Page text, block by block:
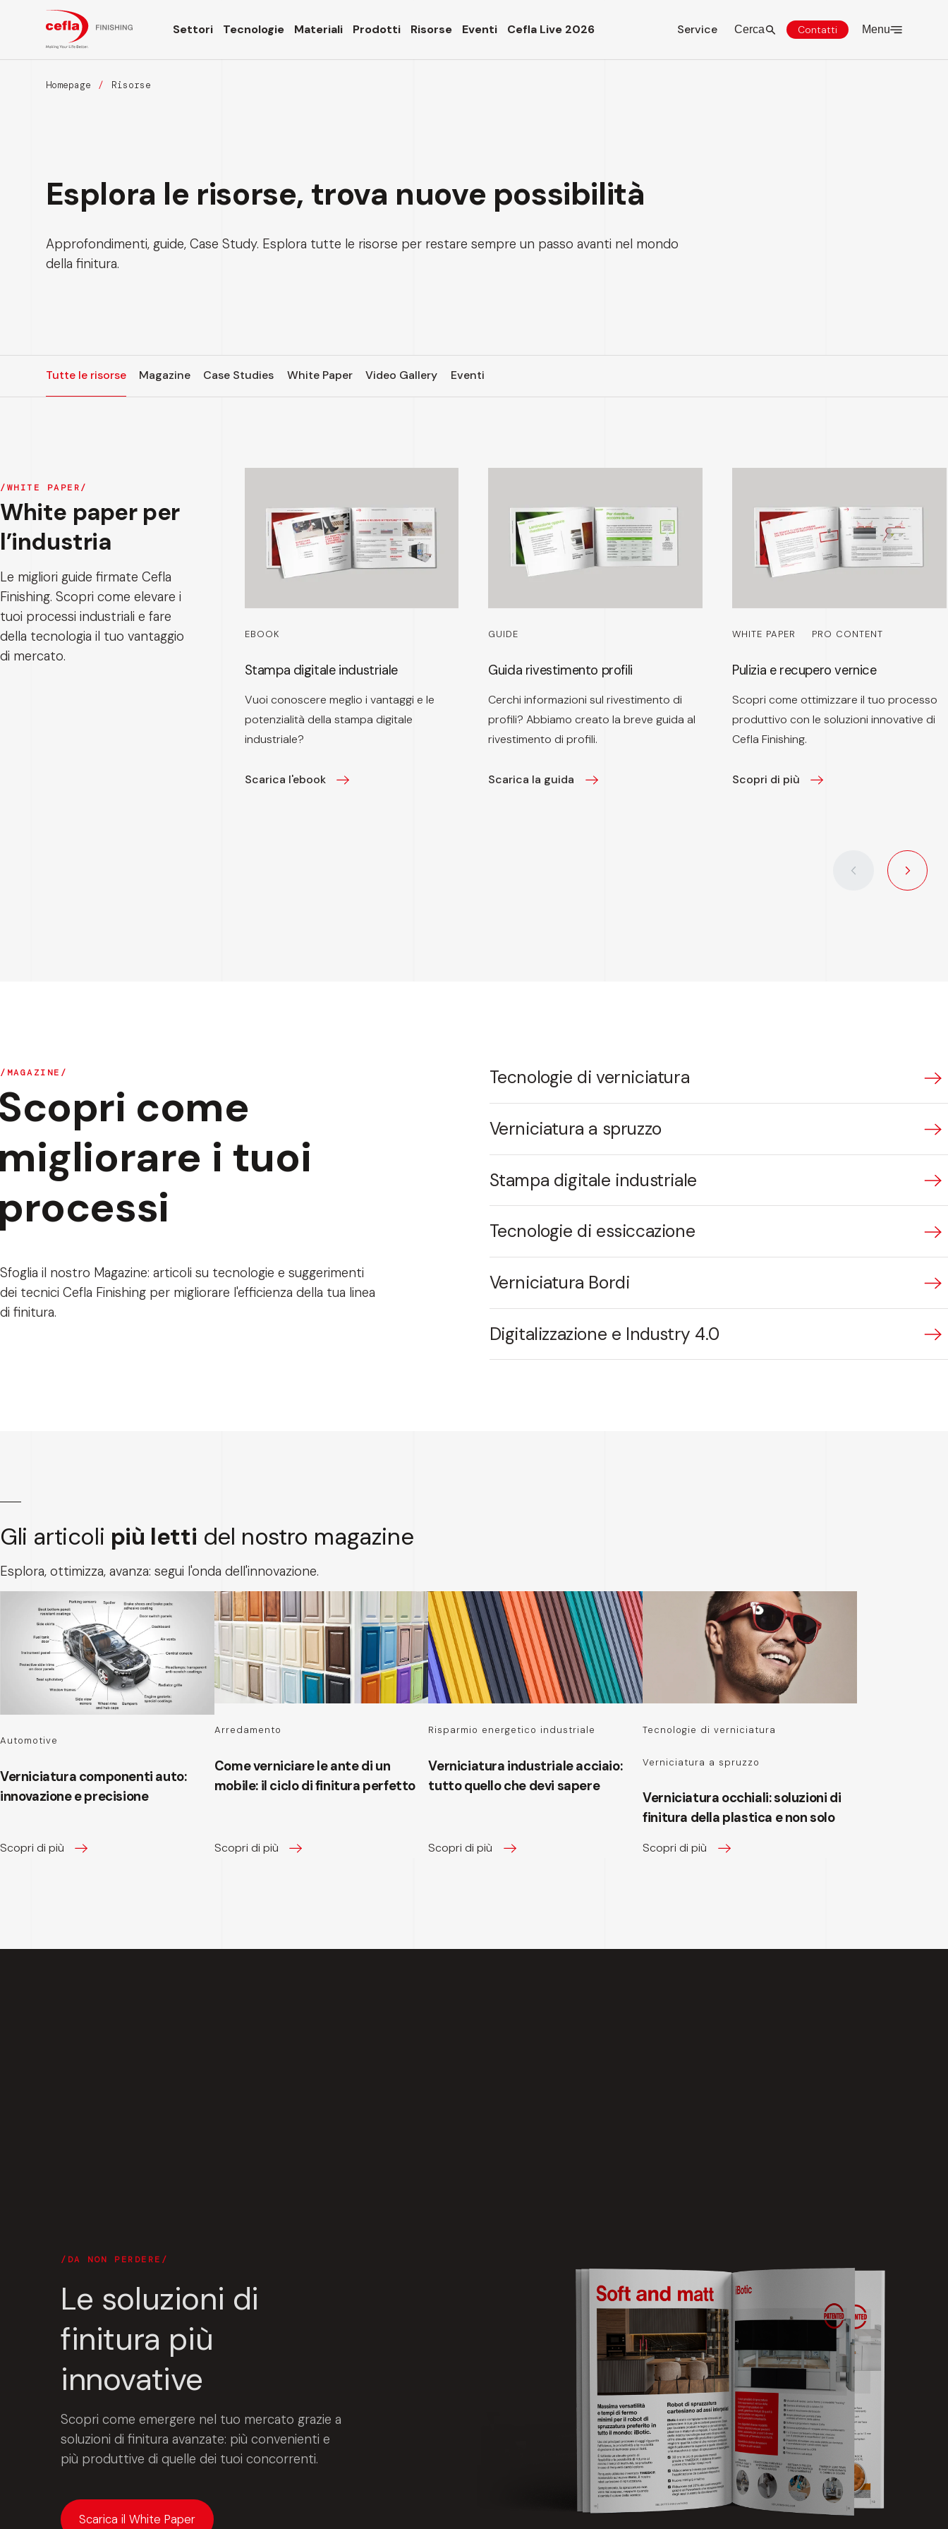
Settori Tecnologie Materiali Prodotti Risorse Eventi Cefla Live 2026 Service Cerca Contatti Menu
Homepage Risorse
Esplora le risorse, trova nuove possibilità
Approfondimenti, guide, Case Study. Esplora tutte le risorse per restare sempre un passo avanti nel mondo
della finitura.
Tutte le risorse Magazine Case Studies White Paper Video Gallery Eventi
WHITE PAPER
White paper per
l’industria
Le migliori guide firmate Cefla
Finishing. Scopri come elevare i
tuoi processi industriali e fare
della tecnologia il tuo vantaggio
di mercato.
EBOOK
Stampa digitale industriale
Vuoi conoscere meglio i vantaggi e le
potenzialità della stampa digitale
industriale?
Scarica l'ebook
GUIDE
Guida rivestimento profili
Cerchi informazioni sul rivestimento di
profili? Abbiamo creato la breve guida al
rivestimento di profili.
Scarica la guida
WHITE PAPER PRO CONTENT
Pulizia e recupero vernice​
Scopri come ottimizzare il tuo processo
produttivo con le soluzioni innovative di
Cefla Finishing.
Scopri di più
MAGAZINE
come
i tuoi
Sfoglia il nostro Magazine: articoli su tecnologie e suggerimenti
dei tecnici Cefla Finishing per migliorare l'efficienza della tua linea
di finitura.
Tecnologie di verniciatura
Verniciatura a spruzzo
Stampa digitale industriale
Tecnologie di essiccazione
Verniciatura Bordi
Digitalizzazione e Industry 4.0
Gli articoli più letti del nostro magazine
Esplora, ottimizza, avanza: segui l'onda dell'innovazione.
Automotive
Verniciatura componenti auto:
innovazione e precisione
Scopri di più
Arredamento
Come verniciare le ante di un
mobile: il ciclo di finitura perfetto
Scopri di più
Risparmio energetico industriale
Verniciatura industriale acciaio:
tutto quello che devi sapere
Scopri di più
Tecnologie di verniciatura
Verniciatura a spruzzo
Verniciatura occhiali: soluzioni di
finitura della plastica e non solo
Scopri di più
DA NON PERDERE
Le soluzioni di
finitura più
innovative
Scopri come emergere nel tuo mercato grazie a
soluzioni di finitura avanzate: più convenienti e
più produttive di quelle dei tuoi concorrenti.
Scarica il White Paper